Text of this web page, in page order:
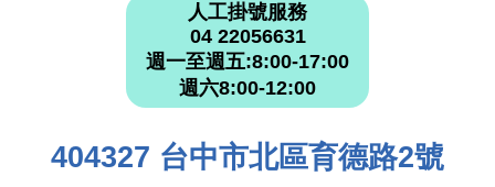
人工掛號服務
04 22056631
週一至週五:8:00-17:00
週六8:00-12:00
404327 台中市北區育德路2號